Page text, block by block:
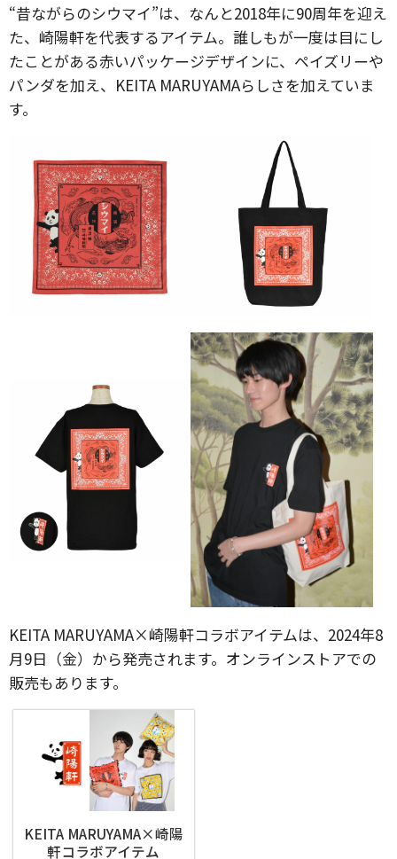
“昔ながらのシウマイ”は、なんと2018年に90周年を迎え
た、崎陽軒を代表するアイテム。誰しもが一度は目にし
たことがある赤いパッケージデザインに、ペイズリーや
パンダを加え、KEITA MARUYAMAらしさを加えていま
す。
KEITA MARUYAMA×崎陽軒コラボアイテムは、2024年8
月9日（金）から発売されます。オンラインストアでの
販売もあります。
KEITA MARUYAMA×崎陽
軒コラボアイテム